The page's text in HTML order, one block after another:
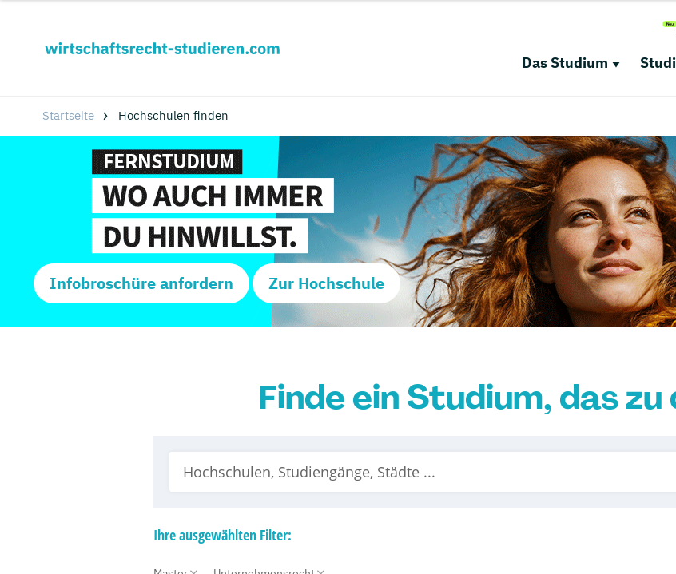
Das Studium
Startseite Hochschulen finden
Infobroschüre anfordern Zur Hochschule
Finde ein Studium, das
Ihreausgewählten Filter: